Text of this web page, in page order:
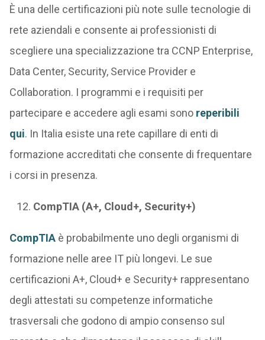
È una delle certificazioni più note sulle tecnologie di
rete aziendali e consente ai professionisti di
scegliere una specializzazione tra CCNP Enterprise,
Data Center, Security, Service Provider e
Collaboration. I programmi e i requisiti per
partecipare e accedere agli esami sono reperibili
qui. In Italia esiste una rete capillare di enti di
formazione accreditati che consente di frequentare
i corsi in presenza.
CompTIA (A+, Cloud+, Security+)
CompTIAè probabilmente uno degli organismi di
formazione nelle aree IT più longevi. Le sue
certificazioni A+, Cloud+ e Security+ rappresentano
degli attestati su competenze informatiche
trasversali che godono di ampio consenso sul